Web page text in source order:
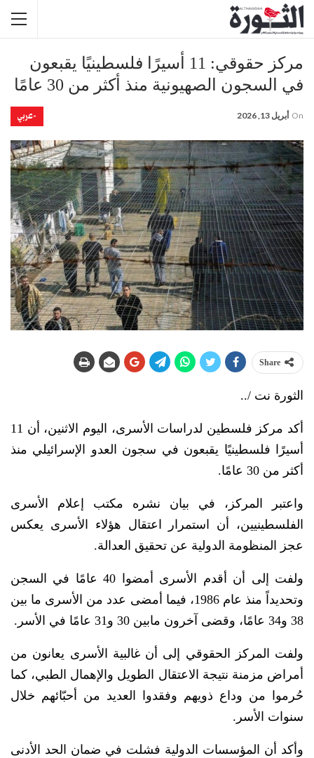
مركز حقوقي: 11 أسيرًا فلسطينيًا يقبعون
في السجون الصهيونية منذ أكثر من 30 عامًا
-عربي On أبريل 13, 2026
Share
الثورة نت /..
أكد مركز فلسطين لدراسات الأسرى، اليوم الاثنين، أن 11
أسيرًا فلسطينيًا يقبعون في سجون العدو الإسرائيلي منذ
أكثر من 30 عامًا.
واعتبر المركز، في بيان نشره مكتب إعلام الأسرى
الفلسطينيين، أن استمرار اعتقال هؤلاء الأسرى يعكس
عجز المنظومة الدولية عن تحقيق العدالة.
ولفت إلى أن أقدم الأسرى أمضوا 40 عامًا في السجن
وتحديداً منذ عام 1986، فيما أمضى عدد من الأسرى ما بين
38 و34 عامًا، وقضى آخرون مابين 30 و31 عامًا في الأسر.
ولفت المركز الحقوقي إلى أن غالبية الأسرى يعانون من
أمراض مزمنة نتيجة الاعتقال الطويل والإهمال الطبي، كما
حُرموا من وداع ذويهم وفقدوا العديد من أحبّائهم خلال
سنوات الأسر.
وأكد أن المؤسسات الدولية فشلت في ضمان الحد الأدنى